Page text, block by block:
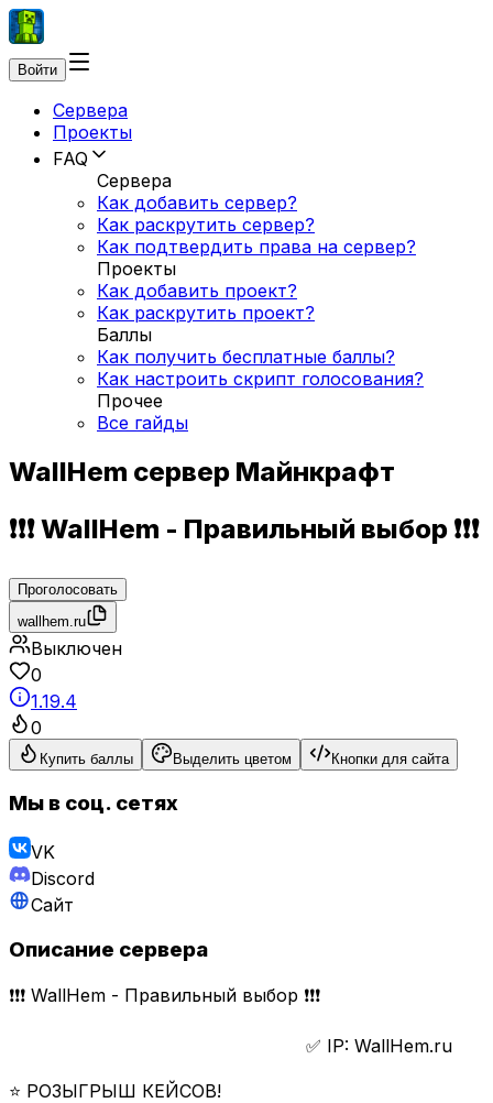
Войти
Сервера
Проекты
FAQ
Сервера
Как добавить сервер?
Как раскрутить сервер?
Как подтвердить права на сервер?
Проекты
Как добавить проект?
Как раскрутить проект?
Баллы
Как получить бесплатные баллы?
Как настроить скрипт голосования?
Прочее
Все гайды
WallHem сервер Майнкрафт
❗❗❗ WallHem - Правильный выбор ❗❗❗
Проголосовать
wallhem.ru
Выключен
0
1.19.4
0
Купить баллы Выделить цветом Кнопки для сайта
Мы в соц. сетях
VK
Discord
Сайт
Описание сервера
❗❗❗ WallHem - Правильный выбор ❗❗❗
✅ IP: WallHem.ru
⭐ РОЗЫГРЫШ КЕЙСОВ!